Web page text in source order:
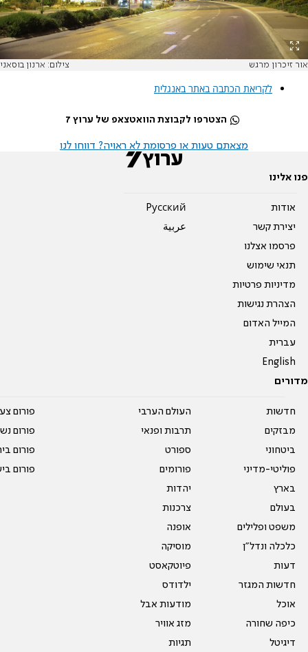
אור זיכרון מרגש צילום: ארנון בוסאני
לקריאת הכתבה באתר באנגלית
הצטרפו לקבוצת הוואטצאפ של ערוץ 7
מצאתם טעות או פרסומת לא ראויה? דווחו לנו
פנו אלינו
אודות
יצירת קשר
פרסמו אצלנו
תנאי שימוש
מדיניות פרטיות
הצהרת נגישות
המייל האדום
עברית
English
Pусский
عربية
מדורים
חדשות
מבזקים
ביטחוני
פוליטי-מדיני
בארץ
בעולם
משפט ופלילים
כלכלה ונדל"ן
דעות
חדשות המגזר
אוכל
כיפה שחורה
דיגיטל
העולם הערבי
תרבות ופנאי
ספורט
פורומים
יהדות
צרכנות
אופנה
מוסיקה
פיוטקאסט
ילדודס
מודעות אבל
מזג אוויר
תגיות
פורום
פורום
פורום
פורום